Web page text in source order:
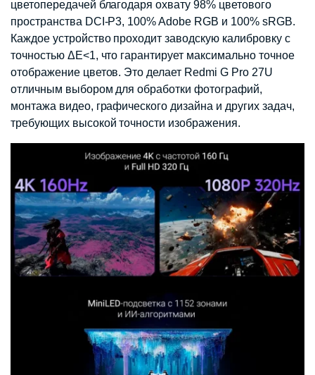
цветопередачей благодаря охвату 98% цветового
пространства DCI-P3, 100% Adobe RGB и 100% sRGB.
Каждое устройство проходит заводскую калибровку с
точностью ΔE<1, что гарантирует максимально точное
отображение цветов. Это делает Redmi G Pro 27U
отличным выбором для обработки фотографий,
монтажа видео, графического дизайна и других задач,
требующих высокой точности изображения.